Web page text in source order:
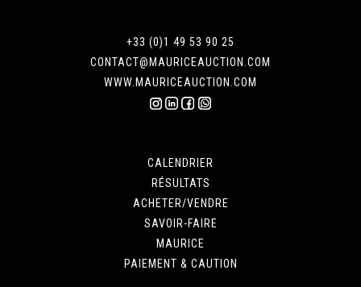
+33 (0)1 49 53 90 25
CONTACT@MAURICEAUCTION.COM
WWW.MAURICEAUCTION.COM
CALENDRIER
RÉSULTATS
ACHETER/VENDRE
SAVOIR-FAIRE
MAURICE
PAIEMENT & CAUTION